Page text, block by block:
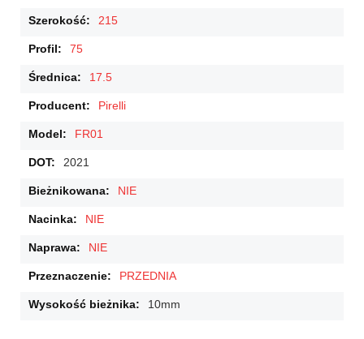
215
75
17.5
Pirelli
FR01
2021
NIE
NIE
NIE
PRZEDNIA
10mm